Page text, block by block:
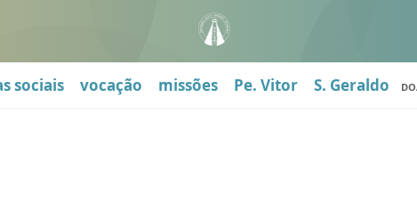
sociais vocação missões Pe. Vitor S. Geraldo